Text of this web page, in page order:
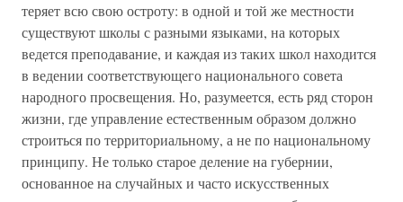
теряет всю свою остроту: в одной и той же местности
существуют школы с разными языками, на которых
ведется преподавание, и каждая из таких школ находится
в ведении соответствующего национального совета
народного просвещения. Но, разумеется, есть ряд сторон
жизни, где управление естественным образом должно
строиться по территориальному, а не по национальному
принципу. Не только старое деление на губернии,
основанное на случайных и часто искусственных